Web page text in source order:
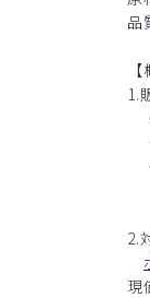
品
1.
2.
現